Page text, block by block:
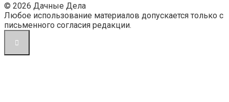
© 2026 Дачные Дела
Любое использование материалов допускается только с
письменного согласия редакции.